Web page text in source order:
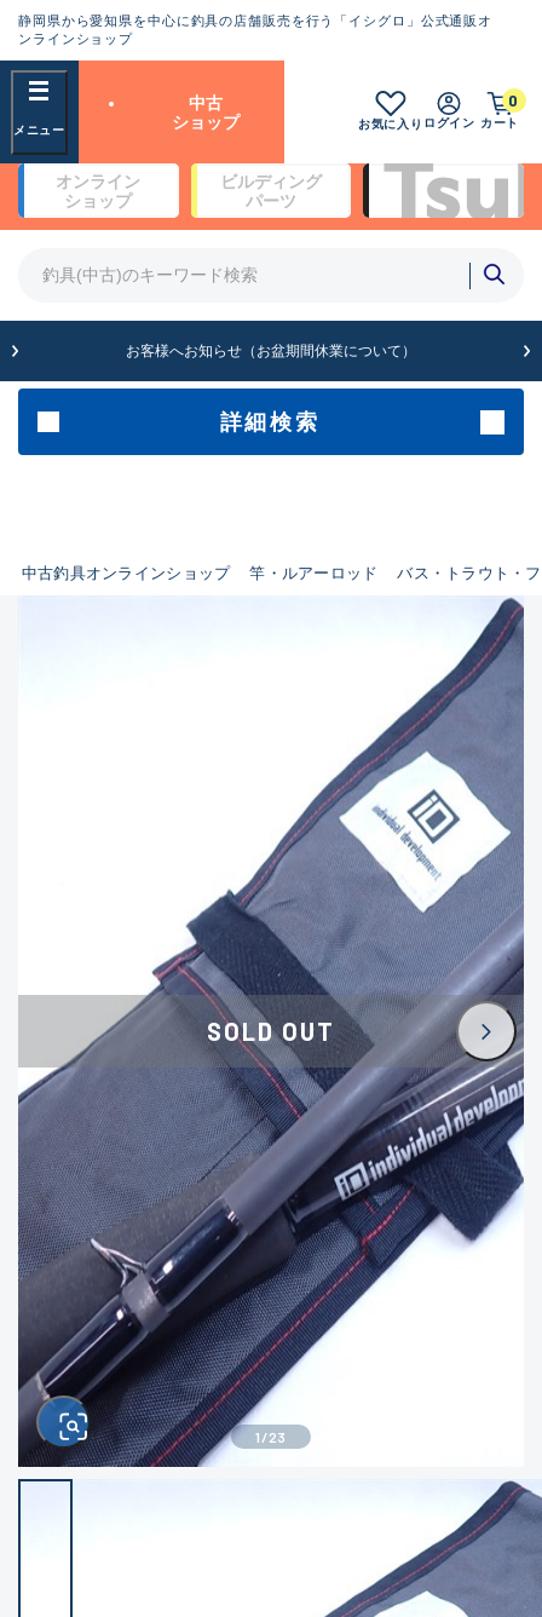
静岡県から愛知県を中心に釣具の店舗販売を行う「イシグロ」公式通販オ
ンラインショップ
中古
ショップ
お気に入り ログイン カート
0
オンライン
ショップ
ビルディング
パーツ
お客様へお知らせ（お盆期間休業について）
詳細検索
中古釣具オンラインショップ 竿・ルアーロッド バス・トラウト・
フリーワード
商品カテゴリ
竿・ルアーロッド(64464)
その他・雑品(1072)
イシグロカインズモール彦根店
イシグロ静岡中吉田店
イシグロ名東引山店
イシグロ豊田店
イシグロ豊橋向山店
イシグロ岐阜店
イシグロ高林店
イシグロ西尾店
イシグロ三河安城店
イシグロ半田店
イシグロ岡崎若松店
イシグロ岡崎大樹寺店
イシグロ焼津店
イシグロ掛川店
イシグロ沼津店
ランクとは？
良
悪
SA
新古品（メーカー問屋から仕
入れた未使用品）
※店頭展示時の置き傷が付いている
ものも含む
傷が極めて少ない極上品
使用感や傷はあるが全体的に
C
使用感や傷のある一般的な中
C-
かなり使用感があり、全体的
に目立つ傷が多い品
D
著しく状態が悪いが使用はで
きるもの、改造品も含む
※ルアー、エギ、雑品、その他につきましては
ランク表記はございません。 状態は写真にて
ご確認ください。
SOLD OUT
1 /23